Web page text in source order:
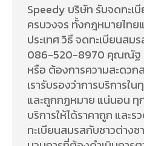
Speedy บริษัท รับจดทะเ
ครบวงจร ทั้งกฎหมายไทย
ประเทศ วิธี จดทะเบียนสม
086-520-8970 คุณณัฐ
หรือ ต้องการความสะดวก
เรารับรองว่าการบริการ
และถูกกฏหมาย แน่นอน ทุ
บริการให้ได้ราคาถูก และร
ทะเบียนสมรสกับชาวต่างช